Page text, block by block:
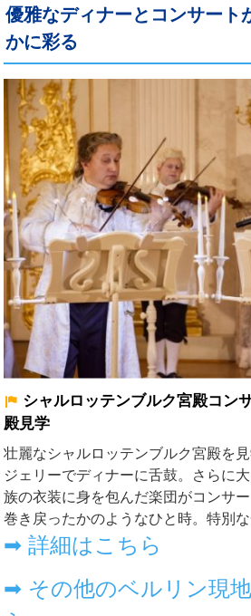
優雅なディナーとコンサート
かに彩る
シャルロッテンブルク宮殿コン
殿見学
壮麗なシャルロッテンブルク宮殿を
ジェリーでディナーに舌鼓。さらに
族の衣装に身を包んだ楽団がコンサ
巻き戻ったかのようなひと時。特別な
➡ 詳細はこちら
➡ その他のベルリン現